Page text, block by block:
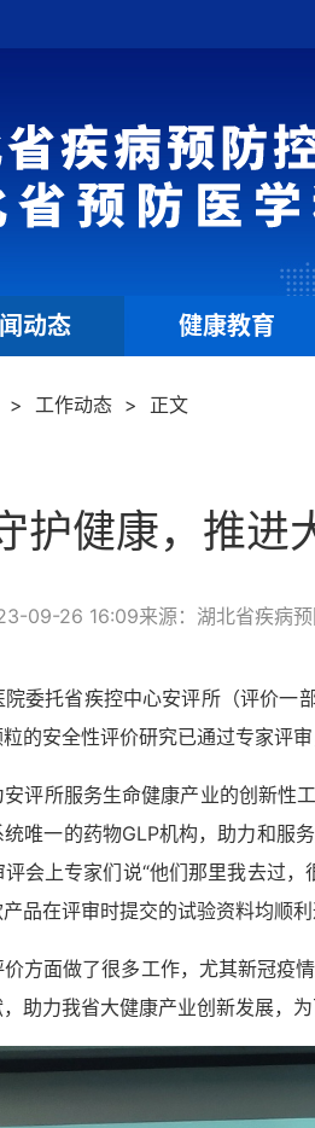
动态 健康教育
> 工作动态 > 正文
护健康，推进
09-26 16:09来源：湖北省疾病
委托省疾控中心安评所（评价
的安全性评价研究已通过专家评审
评所服务生命健康产业的创新性
唯一的药物GLP机构，助力和服
会上专家们说“他们那里我去过
品在评审时提交的试验资料均顺利
方面做了很多工作，尤其新冠疫
助力我省大健康产业创新发展，为